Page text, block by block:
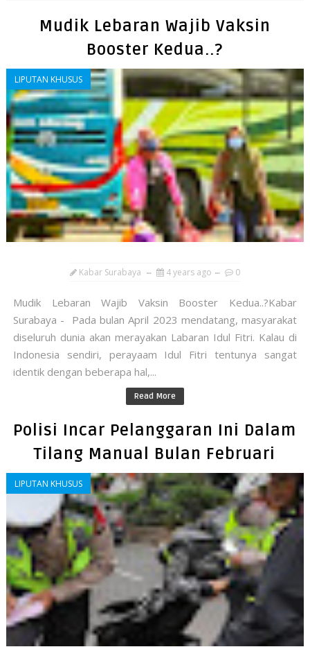
Mudik Lebaran Wajib Vaksin
Booster Kedua..?
LIPUTAN KHUSUS
Kabar Surabaya 4 years ago 0
Mudik Lebaran Wajib Vaksin Booster Kedua..?Kabar
Surabaya - Pada bulan April 2023 mendatang, masyarakat
diseluruh dunia akan merayakan Labaran Idul Fitri. Kalau di
Indonesia sendiri, perayaam Idul Fitri tentunya sangat
identik dengan beberapa hal,...
Read More
Polisi Incar Pelanggaran Ini Dalam
Tilang Manual Bulan Februari
LIPUTAN KHUSUS